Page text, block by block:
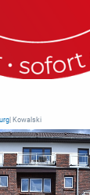
| Kowalski